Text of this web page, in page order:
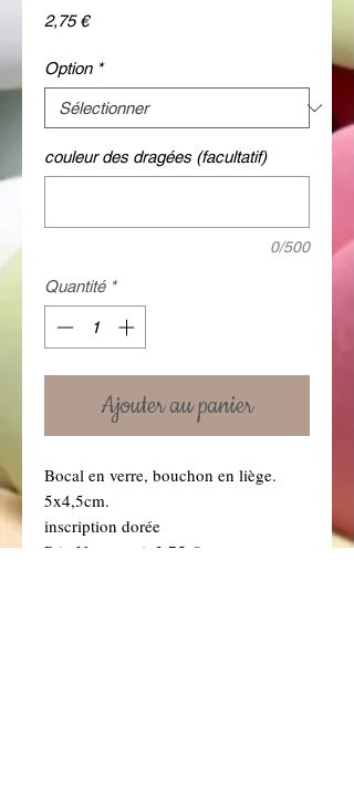
2,75 €Prix
Option *
couleur des dragées (facultatif)
0/500
Quantité *
Ajouter au panier
Bocal en verre, bouchon en liège.
5x4,5cm.
inscription dorée
Prix Non garni: 2.75 €